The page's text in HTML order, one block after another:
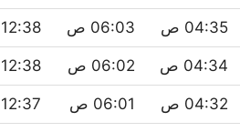
04:35 ص 06:03 ص 12:38 م
04:34 ص 06:02 ص 12:38 م
04:32 ص 06:01 ص 12:37 م